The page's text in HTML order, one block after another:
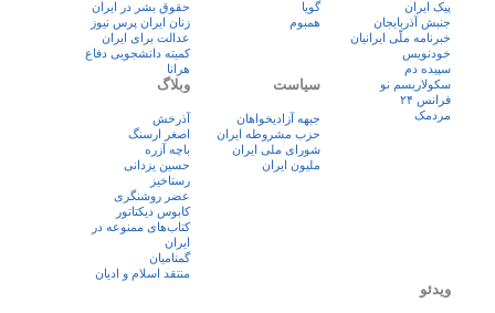
پيک ايران
جنبش آذربایجان
خبرنامه ملّی ایرانیان
خودنویس
سپیده دم
سکولاریسم نو
فرانس ۲۴
مردمک
گویا
همبوم
حقوق بشر در ایران
زنان ايران پرس نيوز
عدالت برای ایران
کمیته دانشجویی دفاع
هرانا
سیاست
جبهه آزادیخواهان
حزب مشروطه ایران
شورای ملی ایران
ملیون ایران
وبلاگ
آذرخش
اصغر ارسنگ
باچه آزره
حسین یزدانی
رستاخیز
عضر روشنگری
کابوس دیکتاتور
کتاب‌های ممنوعه در
ایران
گمنامیان
منتقد اسلام و ادیان
ویدئو